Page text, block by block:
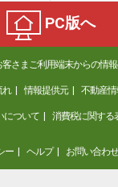
PC版へ
客さまご利用端末からの情
れ 情報提供元 不動産
について 消費税に関する
ー ヘルプ お問い合わせ